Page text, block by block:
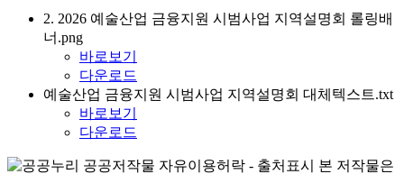
2. 2026 예술산업 금융지원 시범사업 지역설명회 롤링배
너.png
바로보기
다운로드
예술산업 금융지원 시범사업 지역설명회 대체텍스트.txt
바로보기
다운로드
본 저작물은